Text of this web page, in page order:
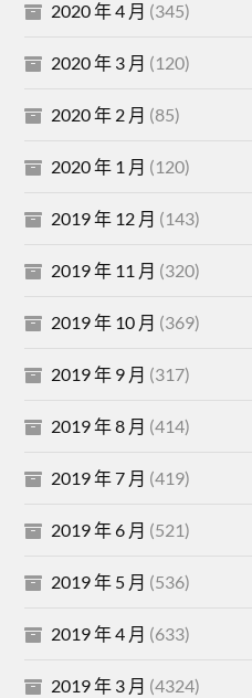
2020 年 4 月 (345)
2020 年 3 月 (120)
2020 年 2 月 (85)
2020 年 1 月 (120)
2019 年 12 月 (143)
2019 年 11 月 (320)
2019 年 10 月 (369)
2019 年 9 月 (317)
2019 年 8 月 (414)
2019 年 7 月 (419)
2019 年 6 月 (521)
2019 年 5 月 (536)
2019 年 4 月 (633)
2019 年 3 月 (4324)